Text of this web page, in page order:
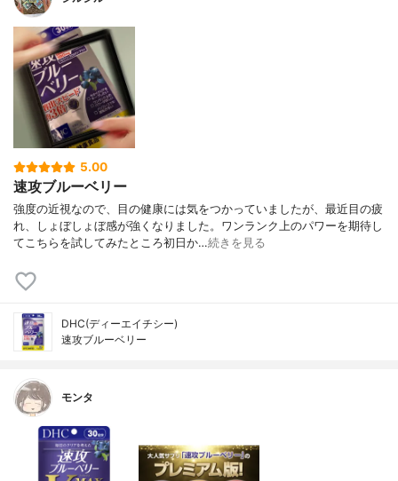
5.00
速攻ブルーベリー
強度の近視なので、目の健康には気をつかっていましたが、最近目の疲
れ、しょぼしょぼ感が強くなりました。ワンランク上のパワーを期待し
てこちらを試してみたところ初日か…続きを見る
DHC(ディーエイチシー)
速攻ブルーベリー
モンタ